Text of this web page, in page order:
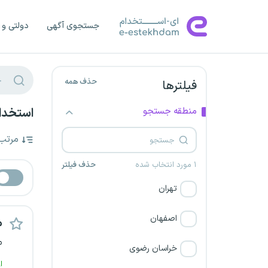
جستجوی آگهی دولتی
فیلترها حذف همه
منطقه جستجو
۱ مورد انتخاب شده حذف فیلتر
تهران
اصفهان
خراسان رضوی